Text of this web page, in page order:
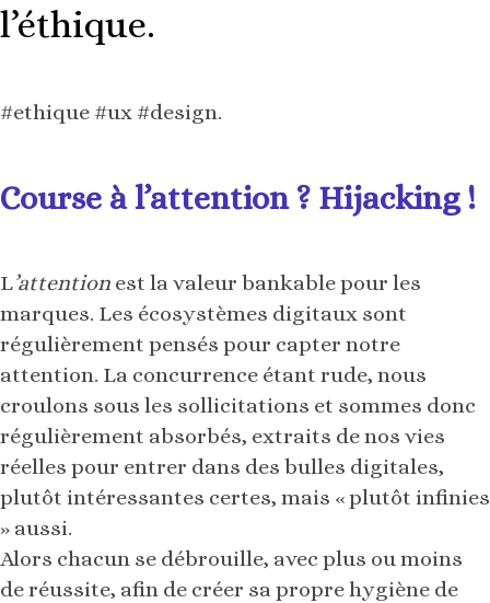
l’éthique.
#ethique #ux #design.
Course à l’attention ? Hijacking !
L’attention est la valeur bankable pour les
marques. Les écosystèmes digitaux sont
régulièrement pensés pour capter notre
attention. La concurrence étant rude, nous
croulons sous les sollicitations et sommes donc
régulièrement absorbés, extraits de nos vies
réelles pour entrer dans des bulles digitales,
plutôt intéressantes certes, mais « plutôt infinies
» aussi.
Alors chacun se débrouille, avec plus ou moins
de réussite, afin de créer sa propre hygiène de